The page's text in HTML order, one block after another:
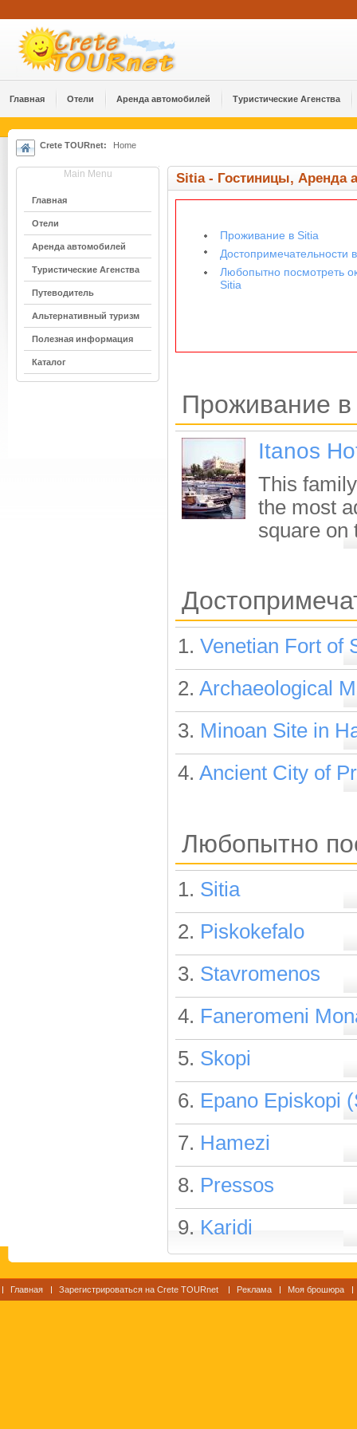
Главная Отели Аренда автомобилей Туристические Агенства
Crete TOURnet: Home
Main Menu
Главная
Отели
Аренда автомобилей
Туристические Агенства
Путеводитель
Альтернативный туризм
Полезная информация
Каталог
Sitia - Гостиницы, Аренда
Проживание в Sitia
Достопримечательности
Любопытно посмотреть
Sitia
Проживание в
Itanos
This
the most
square on
1. Venetian Fort of
2. Archaeological
3. Minoan Site in
4. Ancient City of
Любопытно
1. Sitia
2. Piskokefalo
3. Stavromenos
4. Faneromeni
5. Skopi
6. Epano Episkopi
7. Hamezi
8. Pressos
9. Karidi
Главная Зарегистрироваться на Crete TOURnet Реклама Моя брошюра